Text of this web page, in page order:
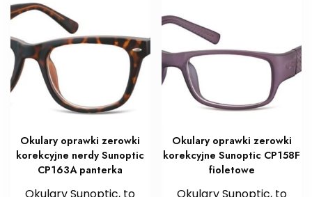
Okulary oprawki zerowki
korekcyjne nerdy Sunoptic
CP163A panterka
Okulary Sunoptic, to
Okulary oprawki zerowki
korekcyjne Sunoptic CP158F
fioletowe
Okulary Sunoptic, to